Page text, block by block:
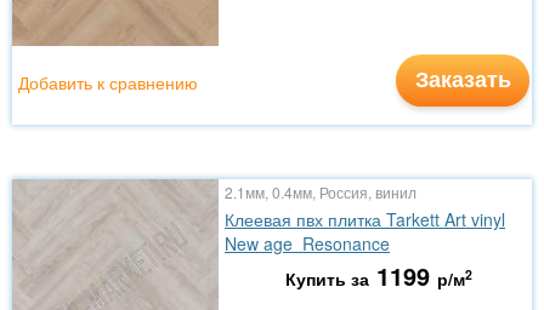
Заказать
Добавить к сравнению
2.1мм, 0.4мм, Россия, винил
Клеевая пвх плитка Tarkett Art vinyl
New age Resonance
Купить за 1199 р/м2